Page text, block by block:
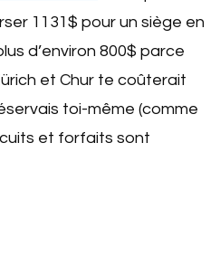
1131$ pour un siège en
d’environ 800$ parce
et Chur te coûterait
toi-même (comme
et forfaits sont